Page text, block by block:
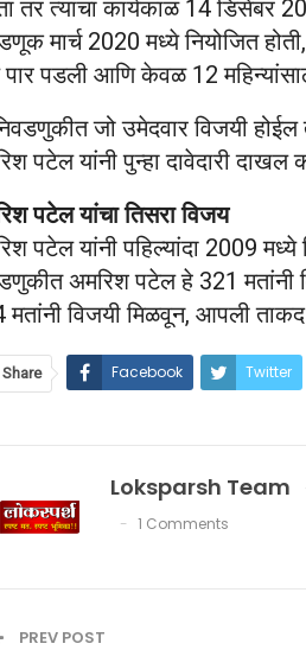
तर त्यांचा कार्यकाळ 14 डिसेंबर
मार्च 2020 मध्ये नियोजित
पार पडली आणि केवळ 12
जो उमेदवार विजयी
पटेल यांनी पुन्हा दावेदारी
पटेल यांचा तिसरा विजय
पटेल यांनी पहिल्यांदा 2009 मध्ये
अमरिश पटेल हे 321 मतांनी
मतांनी विजयी मिळवून, आपली
Share Facebook Twitter
Loksparsh Team
1 Comments
PREV POST